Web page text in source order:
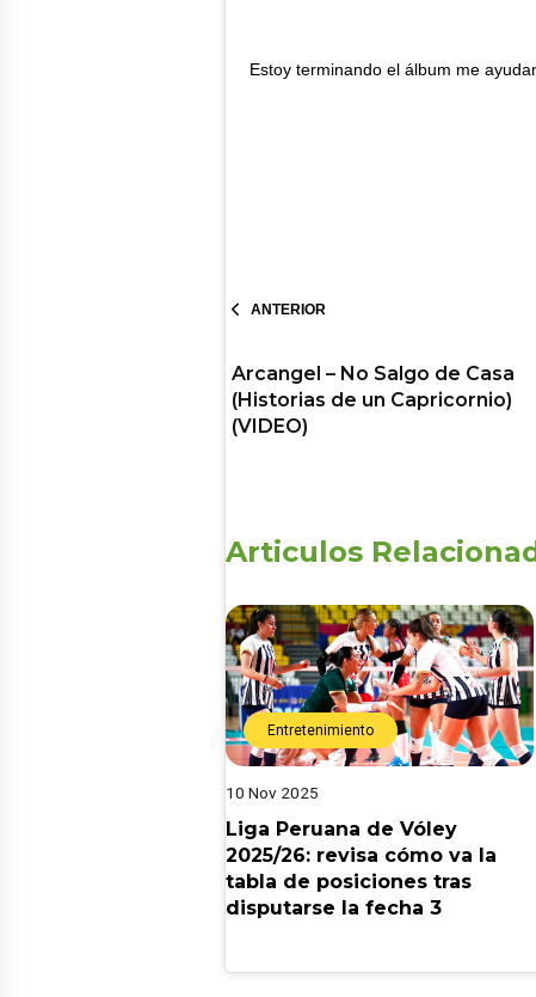
Estoy terminando el álbum me
ANTERIOR
Arcangel – No Salgo de Casa
(Historias de un Capricornio)
(VIDEO)
Articulos
Entretenimiento
10 Nov 2025
Liga Peruana de Vóley
2025/26: revisa cómo va la
tabla de posiciones tras
disputarse la fecha 3